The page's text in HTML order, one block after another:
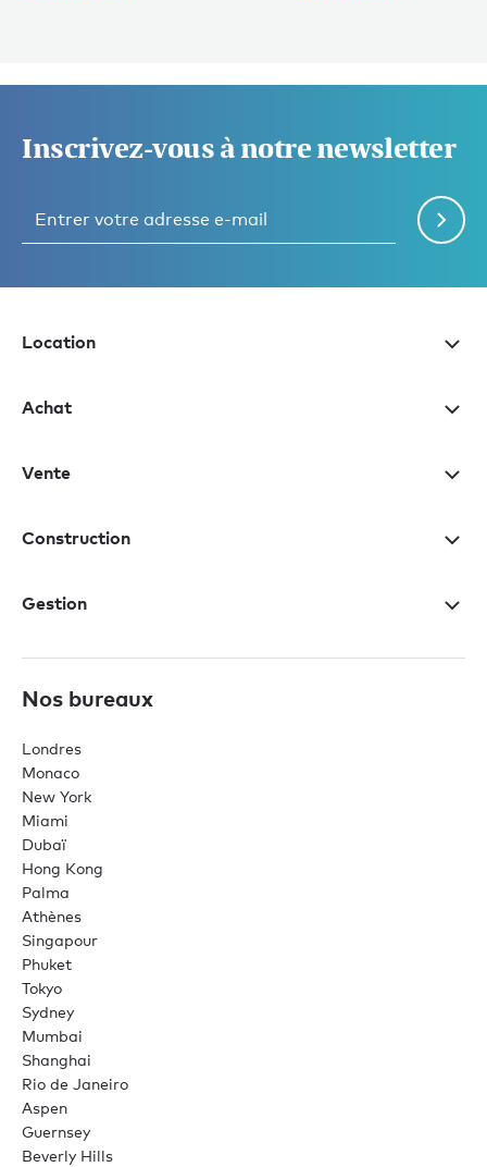
Inscrivez-vous à notre newsletter
Location
Achat
Vente
Construction
Gestion
Nos bureaux
Londres
Monaco
New York
Miami
Dubaï
Hong Kong
Palma
Athènes
Singapour
Phuket
Tokyo
Sydney
Mumbai
Shanghai
Rio de Janeiro
Aspen
Guernsey
Beverly Hills